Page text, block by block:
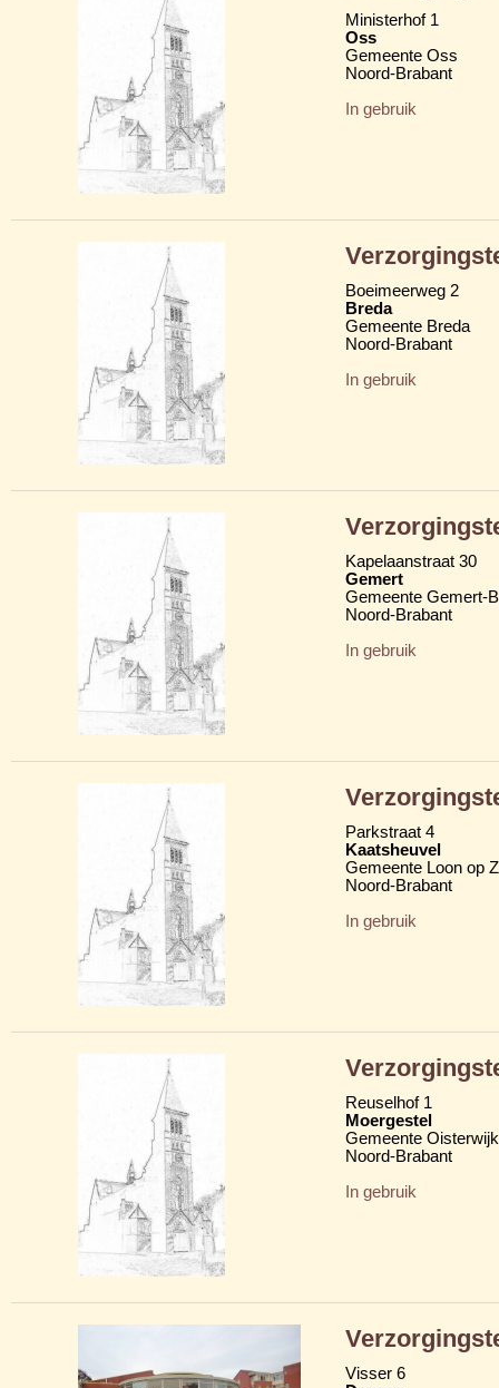
Ministerhof 1
Oss
Gemeente Oss
Noord-Brabant
In gebruik
Boeimeerweg 2
Breda
Gemeente Breda
Noord-Brabant
In gebruik
Kapelaanstraat 30
Gemert
Gemeente Gemert-
Noord-Brabant
In gebruik
Parkstraat 4
Kaatsheuvel
Gemeente Loon op
Noord-Brabant
In gebruik
Reuselhof 1
Moergestel
Gemeente Oisterwijk
Noord-Brabant
In gebruik
Visser 6